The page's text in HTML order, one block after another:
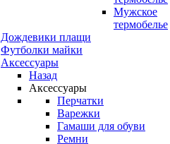
Мужское
термобелье
Дождевики плащи
Футболки майки
Аксессуары
Назад
Аксессуары
Перчатки
Варежки
Гамаши для обуви
Ремни